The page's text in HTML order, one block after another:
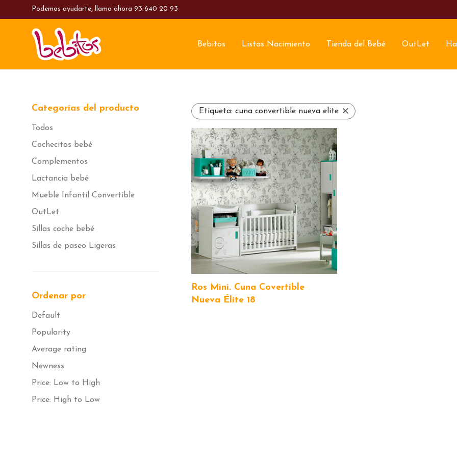
Podemos ayudarte, llama ahora 93 640 20 93
Bebitos Listas Nacimiento Tienda del Bebé OutLet
Categorías del producto
Todos
Cochecitos bebé
Complementos
Lactancia bebé
Mueble Infantil Convertible
OutLet
Sillas coche bebé
Sillas de paseo Ligeras
Ordenar por
Default
Popularity
Average rating
Newness
Price: Low to High
Price: High to Low
Etiqueta: cuna convertible nueva elite
Ros Mini. Cuna Covertible
Nueva Élite 18